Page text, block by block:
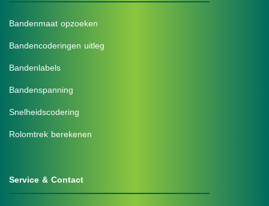
Bandenmaat opzoeken
Bandencoderingen uitleg
Bandenlabels
Bandenspanning
Snelheidscodering
Rolomtrek berekenen
Service & Contact